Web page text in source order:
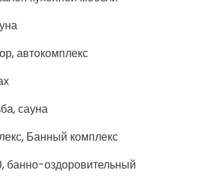
автокомплекс
сауна
Банный комплекс
банно-оздоровительный